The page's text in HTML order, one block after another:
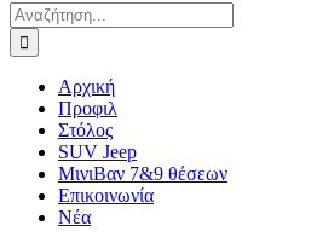
Αναζήτηση
για:
Αρχική
Προφιλ
Στόλος
SUV Jeep
ΜινιΒαν 7&9 θέσεων
Επικοινωνία
Νέα